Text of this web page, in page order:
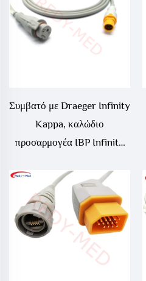
Συμβατό με Draeger Infinity
Kappa, καλώδιο
προσαρμογέα IBP Infinity